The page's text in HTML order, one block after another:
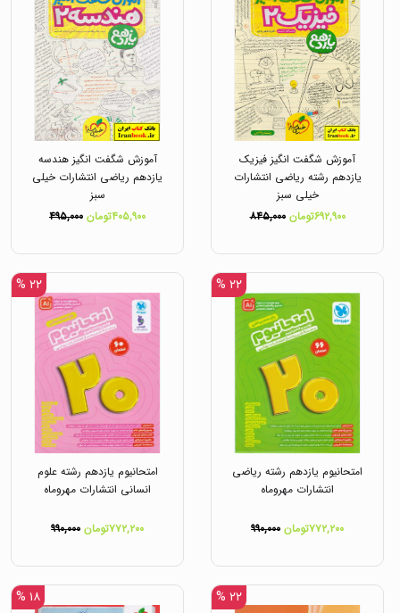
آموزش شگفت انگیز فیزیک
یازدهم رشته ریاضی انتشارات
خیلی سبز
۶۹۲,۹۰۰تومان
۸۴۵,۰۰۰
آموزش شگفت انگیز هندسه
یازدهم ریاضی انتشارات خیلی
سبز
۴۰۵,۹۰۰تومان
۴۹۵,۰۰۰
۲۲ %
امتحانیوم یازدهم رشته ریاضی
انتشارات مهروماه
۷۷۲,۲۰۰تومان ۹۹۰,۰۰۰
۲۲ %
امتحانیوم یازدهم رشته علوم
انسانی انتشارات مهروماه
۷۷۲,۲۰۰تومان ۹۹۰,۰۰۰
۲۲ % ۱۸ %